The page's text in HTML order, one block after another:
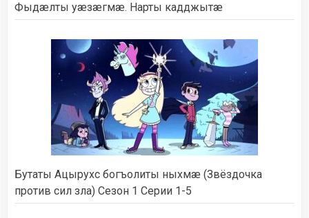
Фыдæлты уæзæгмæ. Нарты кадджытæ
Бутаты Ацырухс богъолиты ныхмæ (Звёздочка
против сил зла) Сезон 1 Серии 1-5